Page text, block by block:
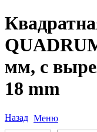
мм, с
18 mm
Назад Меню